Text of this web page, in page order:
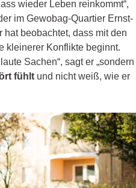
wieder Leben reinkommt“,
im Gewobag-Quartier Ernst-
hat beobachtet, dass mit den
kleinerer Konflikte beginnt.
Sachen“, sagt er „sondern
fühlt und nicht weiß, wie er